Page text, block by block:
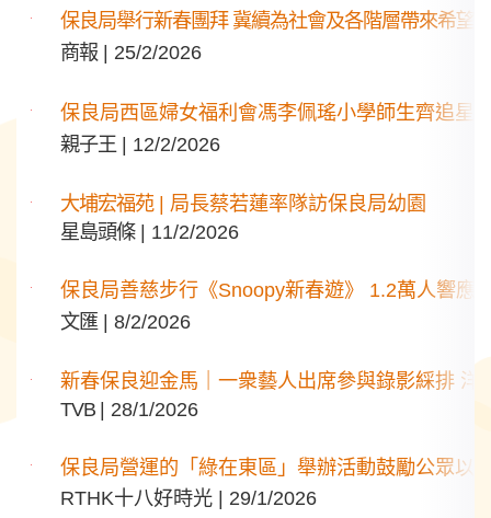
保良局舉行新春團拜 冀續為社會及各階層帶來希望
商報 | 25/2/2026
保良局西區婦女福利會馮李佩瑤小學師生齊追星
親子王 | 12/2/2026
大埔宏福苑| 局長蔡若蓮率隊訪保良局幼園
星島頭條| 11/2/2026
保良局善慈步行《Snoopy新春遊》 1.2萬人響應
文匯 | 8/2/2026
新春保良迎金馬｜一衆藝人出席參與錄影綵排 洋
TVB
| 28/1/2026
保良局營運的「綠在東區」舉辦活動鼓勵公眾以
RTHK十八好時光 | 29/1/2026